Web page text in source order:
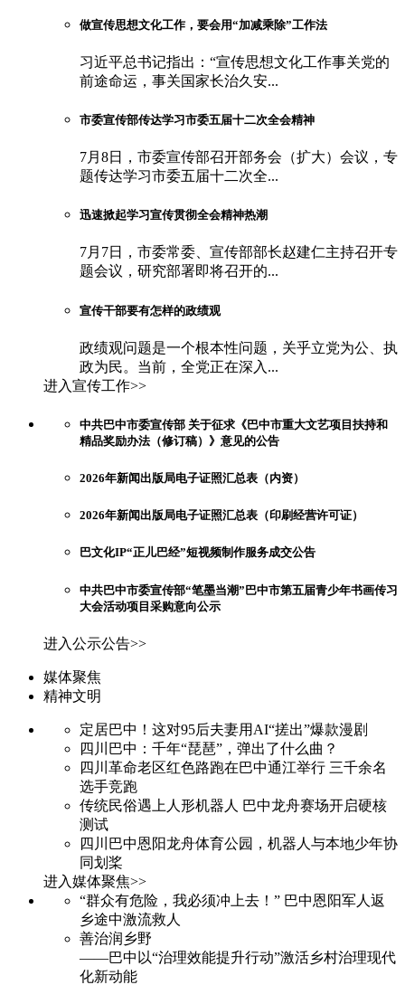
做宣传思想文化工作，要会用“加减乘除”工作法
习近平总书记指出：“宣传思想文化工作事关党的
前途命运，事关国家长治久安...
市委宣传部传达学习市委五届十二次全会精神
7月8日，市委宣传部召开部务会（扩大）会议，专
题传达学习市委五届十二次全...
迅速掀起学习宣传贯彻全会精神热潮
7月7日，市委常委、宣传部部长赵建仁主持召开专
题会议，研究部署即将召开的...
宣传干部要有怎样的政绩观
政绩观问题是一个根本性问题，关乎立党为公、执
政为民。当前，全党正在深入...
进入宣传工作>>
中共巴中市委宣传部 关于征求《巴中市重大文艺项目扶持和
精品奖励办法（修订稿）》意见的公告
2026年新闻出版局电子证照汇总表（内资）
2026年新闻出版局电子证照汇总表（印刷经营许可证）
巴文化IP“正儿巴经”短视频制作服务成交公告
中共巴中市委宣传部“笔墨当潮”巴中市第五届青少年书画传习
大会活动项目采购意向公示
进入公示公告>>
媒体聚焦
精神文明
定居巴中！这对95后夫妻用AI“搓出”爆款漫剧
四川巴中：千年“琵琶”，弹出了什么曲？
四川革命老区红色路跑在巴中通江举行 三千余名
选手竞跑
传统民俗遇上人形机器人 巴中龙舟赛场开启硬核
测试
四川巴中恩阳龙舟体育公园，机器人与本地少年协
同划桨
进入媒体聚焦>>
“群众有危险，我必须冲上去！” 巴中恩阳军人返
乡途中激流救人
善治润乡野
——巴中以“治理效能提升行动”激活乡村治理现代
化新动能